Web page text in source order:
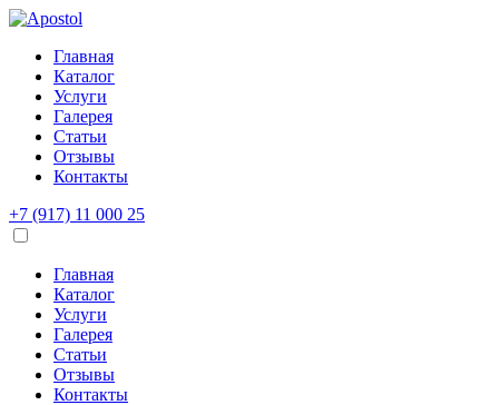
Главная
Каталог
Услуги
Галерея
Статьи
Отзывы
Контакты
+7 (917) 11 000 25
Главная
Каталог
Услуги
Галерея
Статьи
Отзывы
Контакты